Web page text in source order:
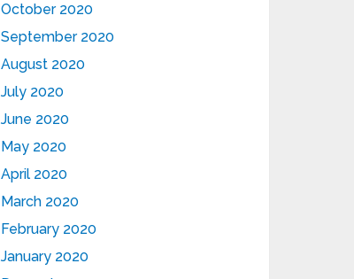
October 2020
September 2020
August 2020
July 2020
June 2020
May 2020
April 2020
March 2020
February 2020
January 2020